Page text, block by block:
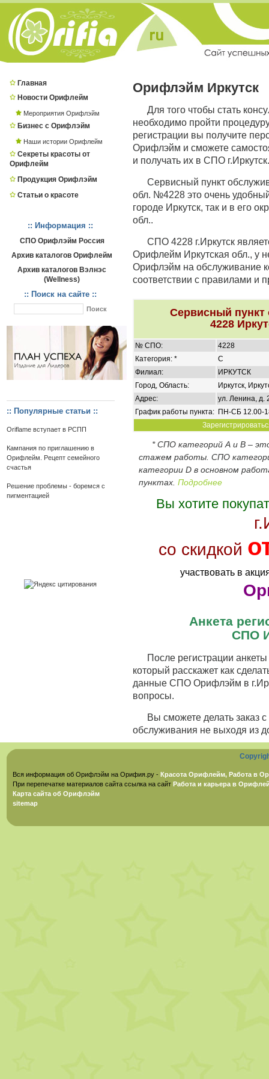
Главная
Новости Орифлейм
Мероприятия Орифлэйм
Бизнес с Орифлэйм
Наши истории Орифлейм
Секреты красоты от
Орифлейм
Продукция Орифлэйм
Статьи о красоте
:: Информация ::
СПО Орифлэйм Россия
Архив каталогов Орифлейм
Архив каталогов Вэлнэс
(Wellness)
:: Поиск на сайте ::
:: Популярные статьи ::
Oriflame вступает в РСПП
Кампания по приглашению в
Орифлейм. Рецепт семейного
счастья
Решение проблемы - боремся с
пигментацией
Орифлэйм Иркутск
Для того чтобы стать
необходимо пройти
регистрации вы получите
Орифлэйм и сможете
и получать их в СПО г.Иркутск.
Сервисный пункт
обл. №4228 это очень
городе Иркутск, так и в его
обл..
СПО 4228 г.Иркутск
Орифлейм Иркутская обл., у
Орифлэйм на обслуживание
соответствии с правилами и
Сервисный
4228
№ СПО:
4228
Категория: *
C
Филиал:
ИРКУТСК
Город, Область:
Иркутск,
Адрес:
ул. Ленина, д.
График работы пункта: ПН-СБ 12.00-
* СПО категорий А и В –
стажем работы. СПО
категории D в основном
пунктах. Подробнее
Вы хотите
со скидкой
участвовать в
Анкета
СПО
После регистрации
который расскажет как
данные СПО Орифлэйм в
вопросы.
Вы сможете делать заказ
обслуживания не выходя из
Вся информация об Орифлэйм на Орифия.ру - Красота Орифлейм, Работа в
При перепечатке материалов сайта ссылка на сайт Работа и карьера в
Карта сайта об Орифлэйм
sitemap